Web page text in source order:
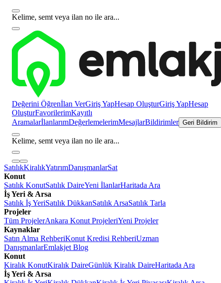
Kelime, semt veya ilan no ile ara...
Değerini Öğrenİlan VerGiriş YapHesap OluşturGiriş YapHesap
OluşturFavorilerimKayıtlı
AramalarİlanlarımDeğerlemelerimMesajlarBildirimler Geri Bildirim
Kelime, semt veya ilan no ile ara...
SatılıkKiralıkYatırımDanışmanlarSat
Konut
Satılık KonutSatılık DaireYeni İlanlarHaritada Ara
İş Yeri & Arsa
Satılık İş YeriSatılık DükkanSatılık ArsaSatılık Tarla
Projeler
Tüm ProjelerAnkara Konut ProjeleriYeni Projeler
Kaynaklar
Satın Alma RehberiKonut Kredisi RehberiUzman
DanışmanlarEmlakjet Blog
Konut
Kiralık KonutKiralık DaireGünlük Kiralık DaireHaritada Ara
İş Yeri & Arsa